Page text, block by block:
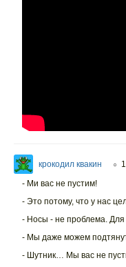
крокодил квакин ○
- Ми вас не пустим!
- Это потому, что у нас
- Носы - не проблема. Для
- Мы даже можем
- Шутник… Мы вас не